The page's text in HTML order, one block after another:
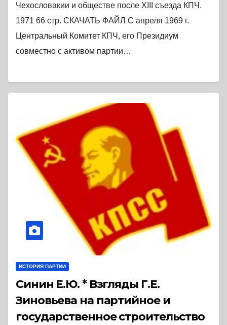
Чехословакии и обществе после XIII съезда КПЧ.
1971 66 стр. СКАЧАТЬ ФАЙЛ С апреля 1969 г.
Центральный Комитет КПЧ, его Президиум
совместно с активом партии…
ИСТОРИЯ ПАРТИИ
Синин Е.Ю. * Взгляды Г.Е.
Зиновьева на партийное и
государственное строительство